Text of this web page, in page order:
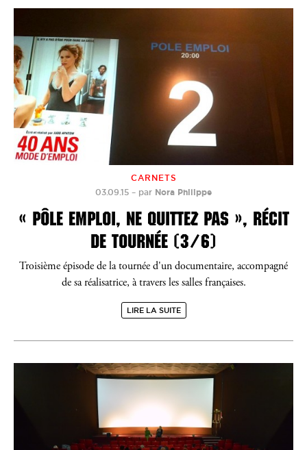
CARNETS
03.09.15 – par Nora Philippe
« PÔLE EMPLOI, NE QUITTEZ PAS », RÉCIT
DE TOURNÉE (3/6)
Troisième épisode de la tournée d'un documentaire, accompagné
de sa réalisatrice, à travers les salles françaises.
LIRE LA SUITE